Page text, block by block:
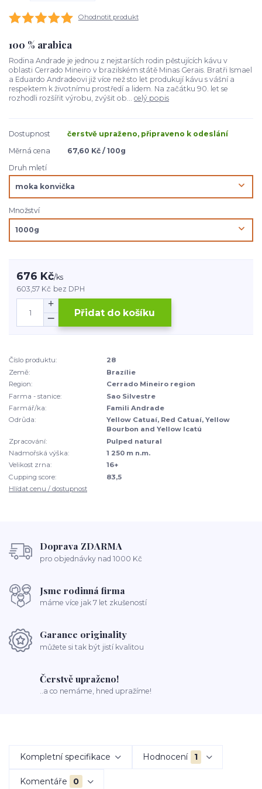
Ohodnotit produkt
100 % arabica
Rodina Andrade je jednou z nejstarších rodin pěstujících kávu v
oblasti Cerrado Mineiro v brazilském státě Minas Gerais. Bratři Ismael
a Eduardo Andradeovi již více než sto let produkují kávu s vášní a
respektem k životnímu prostředí a lidem. Na začátku 90. let se
rozhodli rozšířit výrobu, zvýšit ob... celý popis
Dostupnost
čerstvě upraženo, připraveno k odeslání
Měrná cena
67,60 Kč / 100g
Druh mletí
Množství
676 Kč/ks
603,57 Kč bez DPH
Přidat do košíku
Číslo produktu:
28
Země:
Brazílie
Region:
Cerrado Mineiro region
Farma - stanice:
Sao Silvestre
Farmář/ka:
Famili Andrade
Odrůda:
Yellow Catuaí, Red Catuaí, Yellow
Bourbon and Yellow Icatú
Zpracování:
Pulped natural
Nadmořská výška:
1 250 m n.m.
Velikost zrna:
16+
Cupping score:
83,5
Hlídat cenu / dostupnost
Doprava ZDARMA
pro objednávky nad 1000 Kč
Jsme rodinná firma
máme více jak 7 let zkušeností
Garance originality
můžete si tak být jistí kvalitou
Čerstvě upraženo!
..a co nemáme, hned upražíme!
Kompletní specifikace Hodnocení 1
Komentáře 0